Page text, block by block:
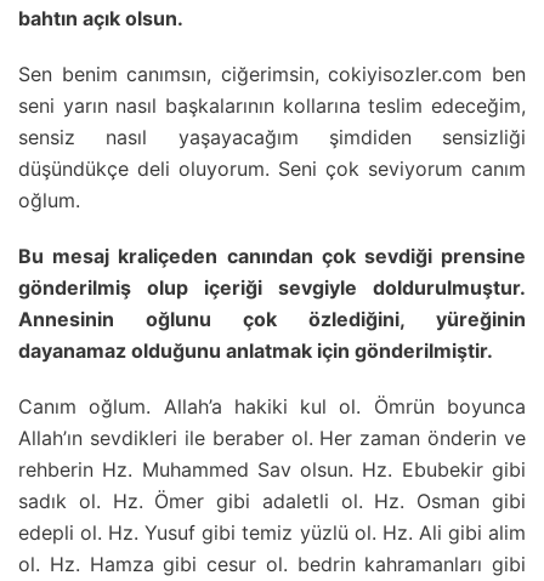
bahtın açık olsun.
Sen benim canımsın, ciğerimsin, cokiyisozler.com ben
seni yarın nasıl başkalarının kollarına teslim edeceğim,
sensiz nasıl yaşayacağım şimdiden sensizliği
düşündükçe deli oluyorum. Seni çok seviyorum canım
oğlum.
Bu mesaj kraliçeden canından çok sevdiği prensine
gönderilmiş olup içeriği sevgiyle doldurulmuştur.
Annesinin oğlunu çok özlediğini, yüreğinin
dayanamaz olduğunu anlatmak için gönderilmiştir.
Canım oğlum. Allah’a hakiki kul ol. Ömrün boyunca
Allah’ın sevdikleri ile beraber ol. Her zaman önderin ve
rehberin Hz. Muhammed Sav olsun. Hz. Ebubekir gibi
sadık ol. Hz. Ömer gibi adaletli ol. Hz. Osman gibi
edepli ol. Hz. Yusuf gibi temiz yüzlü ol. Hz. Ali gibi alim
ol. Hz. Hamza gibi cesur ol. bedrin kahramanları gibi